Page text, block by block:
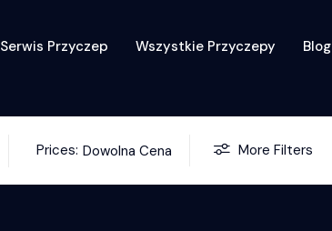
Serwis Przyczep Wszystkie Przyczepy Blog
Prices: Dowolna Cena More Filters